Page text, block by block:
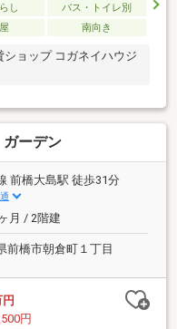
し
バス・トイレ別
南向き
ョップ コガネイハウジ
ーデン
前橋大島駅 徒歩31分
月 / 2階建
前橋市朝倉町１丁目
円